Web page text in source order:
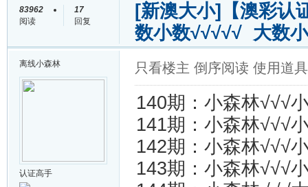
83962
阅读
17
回复
[新澳大小]
【澳彩
数小数√√√√√ 大数
离线小森林
认证高手
只看楼主 倒序阅读 使用道具
140期：小森林√√√
141期：小森林√√√
142期：小森林√√√
143期：小森林√√√